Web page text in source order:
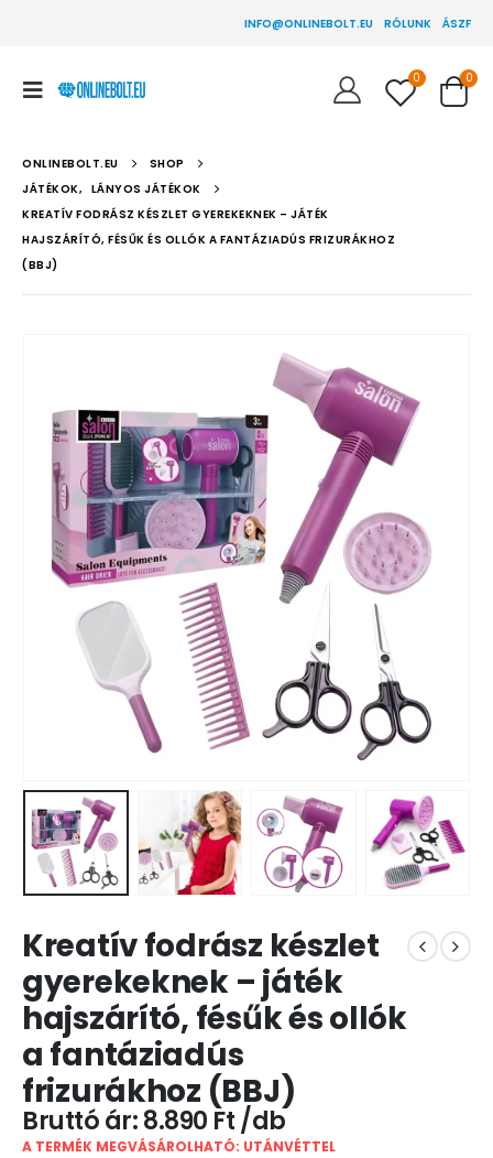
INFO@ONLINEBOLT.EU RÓLUNK ÁSZF
0 0
ONLINEBOLT.EU
SHOP
JÁTÉKOK, LÁNYOS JÁTÉKOK
KREATÍV FODRÁSZ KÉSZLET GYEREKEKNEK – JÁTÉK
HAJSZÁRÍTÓ, FÉSŰK ÉS OLLÓK A FANTÁZIADÚS FRIZURÁKHOZ
(BBJ)
Kreatív fodrász készlet
gyerekeknek – játék
hajszárító, fésűk és ollók
a fantáziadús
frizurákhoz (BBJ)
8.890 Ft
A TERMÉK MEGVÁSÁROLHATÓ: UTÁNVÉTTEL